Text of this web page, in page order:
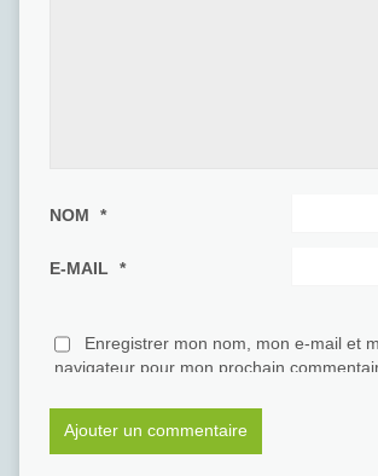
NOM *
E-MAIL *
Enregistrer mon nom, mon e-mail et
navigateur pour mon prochain